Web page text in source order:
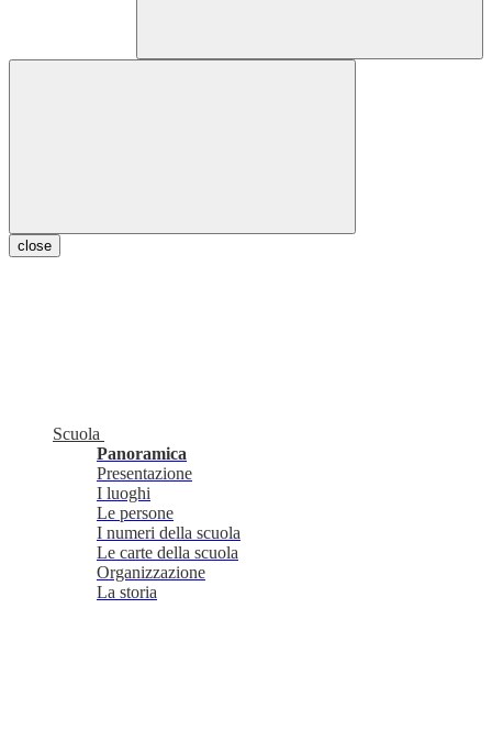
close
Scuola
Panoramica
Presentazione
I luoghi
Le persone
I numeri della scuola
Le carte della scuola
Organizzazione
La storia